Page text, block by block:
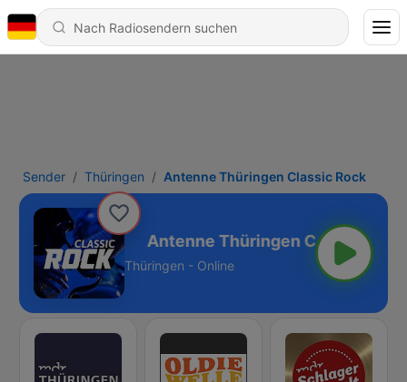
Sender Thüringen Antenne Thüringen Classic Rock
Rock
Thüringen - Online